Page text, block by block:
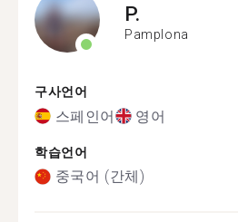
P.
Pamplona
구사언어
스페인어 영어
학습언어
중국어 (간체)